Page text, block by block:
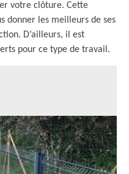
votre clôture. Cette
donner les meilleurs de ses
D’ailleurs, il est
pour ce type de travail.